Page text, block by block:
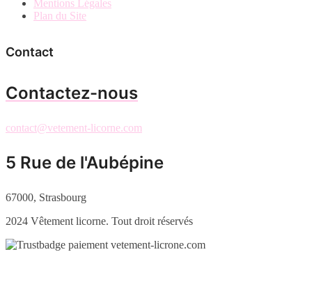
Mentions Légales
Plan du Site
Contact
Contactez-nous
contact@vetement-licorne.com
5 Rue de l'Aubépine
67000, Strasbourg
2024 Vêtement licorne. Tout droit réservés